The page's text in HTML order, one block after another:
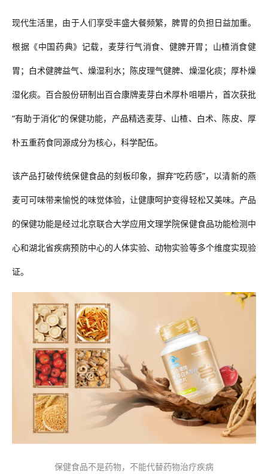
现代生活里， 由于人们享受丰盛大餐频繁，脾胃的负担日益加重。
根据《中国药典》记载，麦芽行气消食、健脾开胃；山楂消食健
胃；白术健脾益气、燥湿利水；陈皮理气健脾、燥湿化痰；厚朴燥
湿化痰。百合股份研制出百合康牌麦芽白术厚朴咀嚼片， 首次获批
“有助于消化”的保健功能，产品精选麦芽、山楂、白术、陈皮、厚
朴五重药食同源成分为核心，科学配伍。
该产品打破传统保健食品的刻板印象，摒弃“吃药感”，以清新的燕
麦可可味带来愉悦的味觉体验，让健康呵护变得轻松又美味。产品
的保健功能是经过北京联合大学应用文理学院保健食品功能检测中
心和湖北省疾病预防中心的人体实验、动物实验等多个维度实现验
证。
保健食品不是药物，不能代替药物治疗疾病